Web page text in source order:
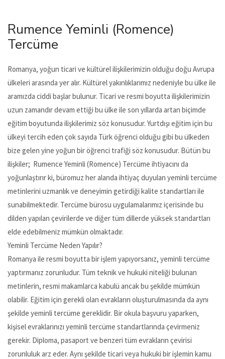
Rumence Yeminli (Romence)
Tercüme
Romanya, yoğun ticari ve kültürel ilişkilerimizin olduğu doğu Avrupa
ülkeleri arasında yer alır. Kültürel yakınlıklarımız nedeniyle bu ülke ile
aramızda ciddi başlar bulunur. Ticari ve resmi boyutta ilişkilerimizin
uzun zamandır devam ettiği bu ülke ile son yıllarda artan biçimde
eğitim boyutunda ilişkilerimiz söz konusudur. Yurtdışı eğitim için bu
ülkeyi tercih eden çok sayıda Türk öğrenci olduğu gibi bu ülkeden
bize gelen yine yoğun bir öğrenci trafiği söz konusudur. Bütün bu
ilişkiler; Rumence Yeminli (Romence) Tercüme ihtiyacını da
yoğunlaştırır ki, büromuz her alanda ihtiyaç duyulan yeminli tercüme
metinlerini uzmanlık ve deneyimin getirdiği kalite standartları ile
sunabilmektedir. Tercüme bürosu uygulamalarımız içerisinde bu
dilden yapılan çevirilerde ve diğer tüm dillerde yüksek standartları
elde edebilmeniz mümkün olmaktadır.
Yeminli Tercüme Neden Yapılır?
Romanya ile resmi boyutta bir işlem yapıyorsanız, yeminli tercüme
yaptırmanız zorunludur. Tüm teknik ve hukuki niteliği bulunan
metinlerin, resmi makamlarca kabulü ancak bu şekilde mümkün
olabilir. Eğitim için gerekli olan evrakların oluşturulmasında da aynı
şekilde yeminli tercüme gereklidir. Bir okula başvuru yaparken,
kişisel evraklarınızı yeminli tercüme standartlarında çevirmeniz
gerekir. Diploma, pasaport ve benzeri tüm evrakların çevirisi
zorunluluk arz eder. Aynı şekilde ticari veya hukuki bir işlemin kamu